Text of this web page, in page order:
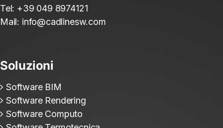
Tel: +39 049 8974121
Mail: info@cadlinesw.com
Soluzioni
Software BIM
Software Rendering
Software Computo